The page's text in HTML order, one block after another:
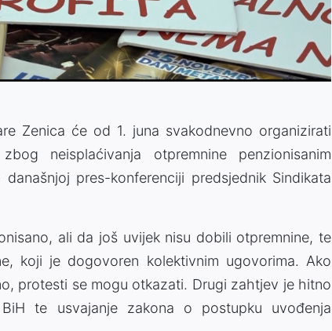
Zenica će od 1. juna svakodnevno organizirati
neisplaćivanja otpremnine penzionisanim
pres-konferenciji predsjednik Sindikata
ali da još uvijek nisu dobili otpremnine, te
koji je dogovoren kolektivnim ugovorima. Ako
protesti se mogu otkazati. Drugi zahtjev je hitno
BiH te usvajanje zakona o postupku uvođenja